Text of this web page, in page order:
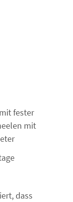
fester
mit
dass